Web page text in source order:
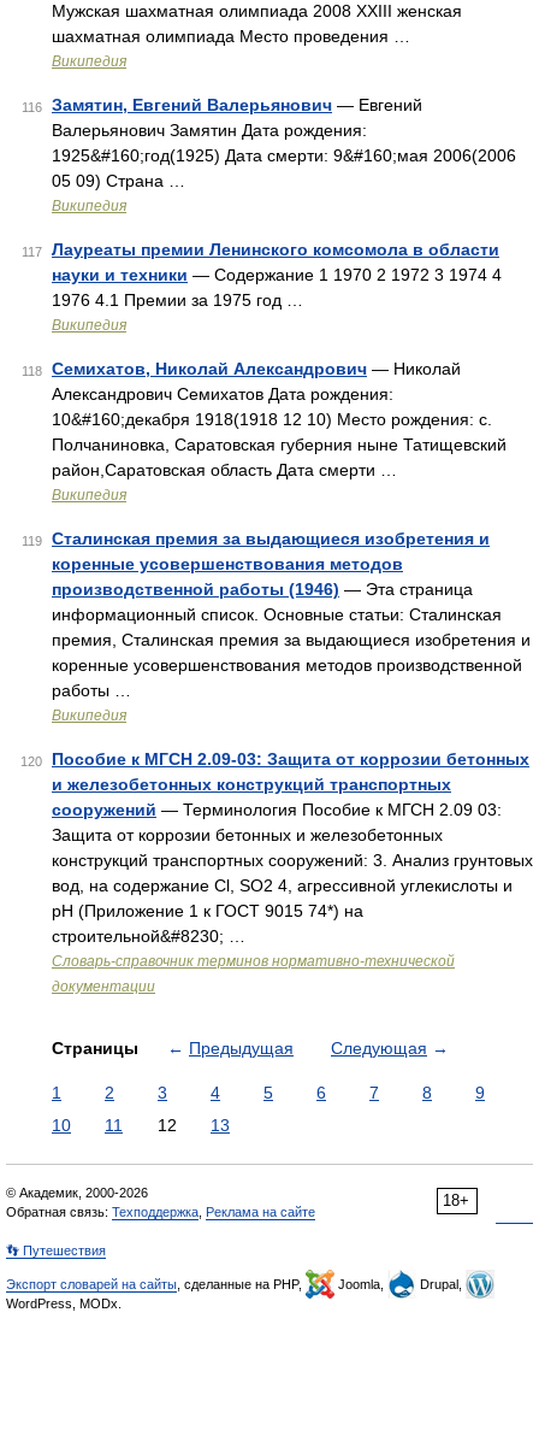
Мужская шахматная олимпиада 2008 XXIII женская
шахматная олимпиада Место проведения …
Википедия
116 Замятин, Евгений Валерьянович — Евгений
Валерьянович Замятин Дата рождения:
1925&#160;год(1925) Дата смерти: 9&#160;мая 2006(2006
05 09) Страна …
Википедия
117
Лауреаты премии Ленинского комсомола в области
науки и техники — Содержание 1 1970 2 1972 3 1974 4
1976 4.1 Премии за 1975 год …
Википедия
118 Семихатов, Николай Александрович — Николай
Александрович Семихатов Дата рождения:
10&#160;декабря 1918(1918 12 10) Место рождения: с.
Полчаниновка, Саратовская губерния ныне Татищевский
район,Саратовская область Дата смерти …
Википедия
119
Сталинская премия за выдающиеся изобретения и
коренные усовершенствования методов
производственной работы (1946) — Эта страница
информационный список. Основные статьи: Сталинская
премия, Сталинская премия за выдающиеся изобретения и
коренные усовершенствования методов производственной
работы …
Википедия
120
Пособие к МГСН 2.09-03: Защита от коррозии бетонных
и железобетонных конструкций транспортных
сооружений — Терминология Пособие к МГСН 2.09 03:
Защита от коррозии бетонных и железобетонных
конструкций транспортных сооружений: 3. Анализ грунтовых
вод, на содержание Cl, SO2 4, агрессивной углекислоты и
рН (Приложение 1 к ГОСТ 9015 74*) на
строительной&#8230; …
Словарь-справочник терминов нормативно-технической
документации
Страницы ← Предыдущая Следующая →
1 2 3 4 5 6 7 8
9
10
11 12 13
18+
© Академик, 2000-2026
Обратная связь: Техподдержка Реклама на сайте
👣 Путешествия
Экспорт словарей на сайты , сделанные на PHP, Joomla,
Drupal,
WordPress, MODx.